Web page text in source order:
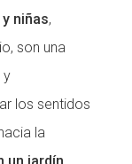
niñas,
son una
y
los sentidos
la